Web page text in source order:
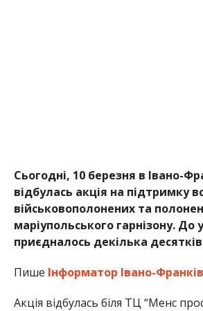
Сьогодні, 10 березня в Івано-
відбулась акція на підтримку
військовополонених та
маріупольського гарнізону. До
приєдналось декілька
Пише Інформатор Івано-
Акція відбулась біля ТЦ “Менс